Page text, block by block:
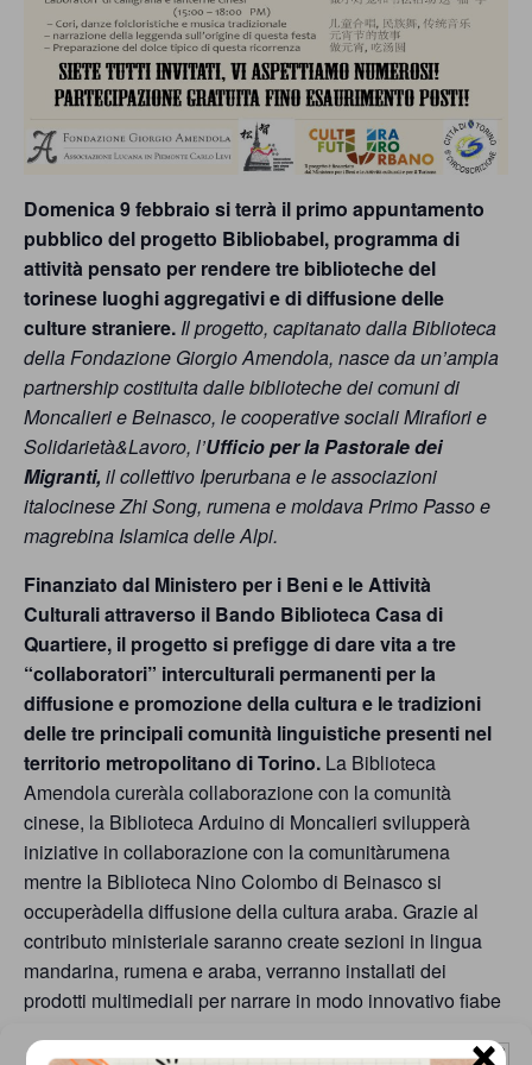
Gestisci Consenso Cookie
persone,
associazioni
movimenti
che
battono
per
pari
opportunità
garanzia
dei
diritti
cittadinanza
per
tutti.
Domenica 9 febbraio si terrà il primo appuntamento
pubblico del progetto Bibliobabel, programma di
attività pensato per rendere tre biblioteche del
torinese luoghi aggregativi e di diffusione delle
culture straniere. Il progetto, capitanato dalla Biblioteca
della Fondazione Giorgio Amendola, nasce da un’ampia
partnership costituita dalle biblioteche dei comuni di
Moncalieri e Beinasco, le cooperative sociali Mirafiori e
Solidarietà&Lavoro, l’Ufficio per la Pastorale dei
Migranti, il collettivo Iperurbana e le associazioni
italocinese Zhi Song, rumena e moldava Primo Passo e
magrebina Islamica delle Alpi.
Finanziato dal Ministero per i Beni e le Attività
Culturali attraverso il Bando Biblioteca Casa di
Quartiere, il progetto si prefigge di dare vita a tre
“collaboratori” interculturali permanenti per la
diffusione e promozione della cultura e le tradizioni
delle tre principali comunità linguistiche presenti nel
territorio metropolitano di Torino. La Biblioteca
Amendola cureràla collaborazione con la comunità
cinese, la Biblioteca Arduino di Moncalieri svilupperà
iniziative in collaborazione con la comunitàrumena
mentre la Biblioteca Nino Colombo di Beinasco si
occuperàdella diffusione della cultura araba. Grazie al
contributo ministeriale saranno create sezioni in lingua
mandarina, rumena e araba, verranno installati dei
prodotti multimediali per narrare in modo innovativo fiabe